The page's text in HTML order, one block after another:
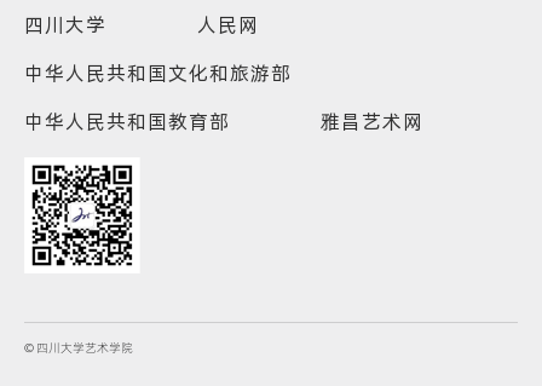
四川大学
人民网
中华人民共和国文化和旅游部
中华人民共和国教育部
雅昌艺术网
© 四川大学艺术学院